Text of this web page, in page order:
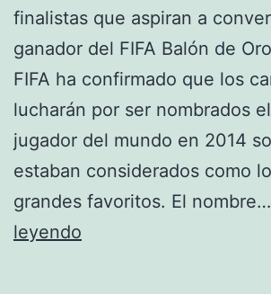
finalistas que aspiran a
ganador del FIFA Balón de
FIFA ha confirmado que los
lucharán por ser nombrados
jugador del mundo en 2014
estaban considerados como
grandes favoritos. El nombre…
leyendo